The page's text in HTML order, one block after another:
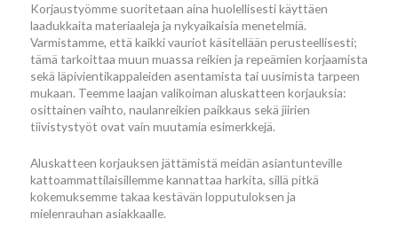
Korjaustyömme suoritetaan aina huolellisesti käyttäen
laadukkaita materiaaleja ja nykyaikaisia menetelmiä.
Varmistamme, että kaikki vauriot käsitellään perusteellisesti;
tämä tarkoittaa muun muassa reikien ja repeämien korjaamista
sekä läpivientikappaleiden asentamista tai uusimista tarpeen
mukaan. Teemme laajan valikoiman aluskatteen korjauksia:
osittainen vaihto, naulanreikien paikkaus sekä jiirien
tiivistystyöt ovat vain muutamia esimerkkejä.
Aluskatteen korjauksen jättämistä meidän asiantunteville
kattoammattilaisillemme kannattaa harkita, sillä pitkä
kokemuksemme takaa kestävän lopputuloksen ja
mielenrauhan asiakkaalle.